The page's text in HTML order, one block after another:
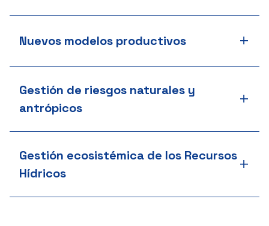
Nuevos modelos productivos +
Gestión de riesgos naturales y
antrópicos
+
Gestión ecosistémica de los Recursos
Hídricos
+